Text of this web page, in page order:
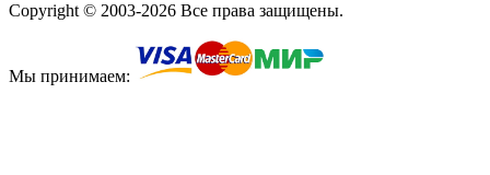
Copyright © 2003-2026 Все права защищены.
Мы принимаем: